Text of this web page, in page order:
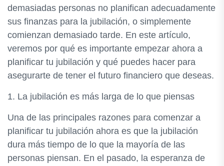
demasiadas personas no planifican adecuadamente
sus finanzas para la jubilación, o simplemente
comienzan demasiado tarde. En este artículo,
veremos por qué es importante empezar ahora a
planificar tu jubilación y qué puedes hacer para
asegurarte de tener el futuro financiero que deseas.
1. La jubilación es más larga de lo que piensas
Una de las principales razones para comenzar a
planificar tu jubilación ahora es que la jubilación
dura más tiempo de lo que la mayoría de las
personas piensan. En el pasado, la esperanza de